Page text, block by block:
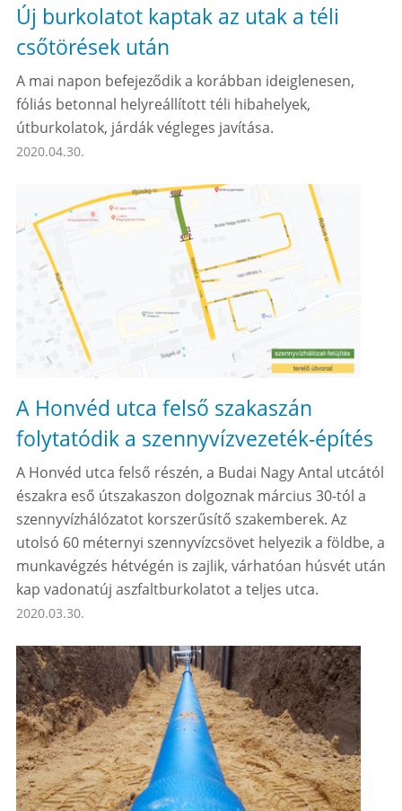
Új burkolatot kaptak az utak a téli
csőtörések után
A mai napon befejeződik a korábban ideiglenesen,
fóliás betonnal helyreállított téli hibahelyek,
útburkolatok, járdák végleges javítása.
2020.04.30.
A Honvéd utca felső szakaszán
folytatódik a szennyvízvezeték-építés
A Honvéd utca felső részén, a Budai Nagy Antal utcától
északra eső útszakaszon dolgoznak március 30-tól a
szennyvízhálózatot korszerűsítő szakemberek. Az
utolsó 60 méternyi szennyvízcsövet helyezik a földbe, a
munkavégzés hétvégén is zajlik, várhatóan húsvét után
kap vadonatúj aszfaltburkolatot a teljes utca.
2020.03.30.